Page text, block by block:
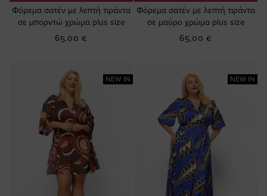
Φόρεμα σατέν με λεπτή τιράντα
σε μπορντώ χρώμα plus size
65,00 €
Φόρεμα σατέν με λεπτή τιράντα
σε μαύρο χρώμα plus size
65,00 €
NEW IN NEW IN